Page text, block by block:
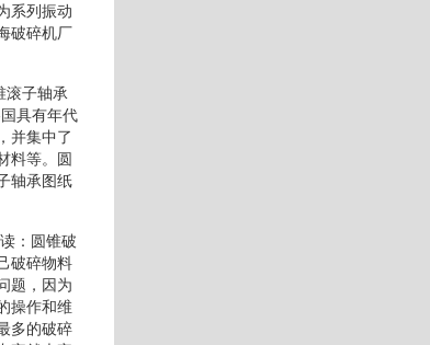
系列振动
破碎机厂
滚子轴承
具有年代
并集中了
料等。圆
轴承图纸
：圆锥破
破碎物料
题，因为
操作和维
多的破碎